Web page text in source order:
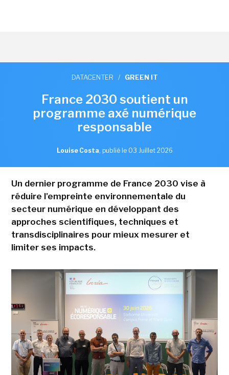
DATACENTER / GREEN IT
France 2030 soutient un
programme axé numérique
responsable
Louise Costa, publié le 03 Juillet 2026
Un dernier programme de France 2030 vise à
réduire l'empreinte environnementale du
secteur numérique en développant des
approches scientifiques, techniques et
transdisciplinaires pour mieux mesurer et
limiter ses impacts.